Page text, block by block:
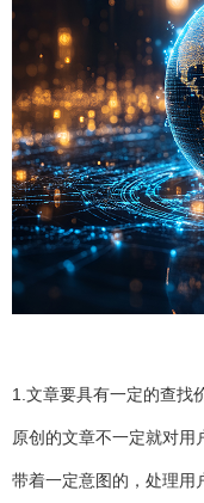
1.文章要具有一定的查找
原创的文章不一定就对用
带着一定意图的，处理用